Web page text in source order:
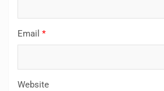
Email *
Website